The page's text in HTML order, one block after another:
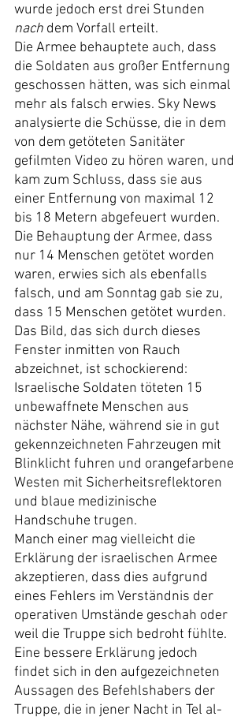
wurde jedoch erst drei Stunden
nach dem Vorfall erteilt.
Die Armee behauptete auch, dass
die Soldaten aus großer Entfernung
geschossen hätten, was sich einmal
mehr als falsch erwies. Sky News
analysierte die Schüsse, die in dem
von dem getöteten Sanitäter
gefilmten Video zu hören waren, und
kam zum Schluss, dass sie aus
einer Entfernung von maximal 12
bis 18 Metern abgefeuert wurden.
Die Behauptung der Armee, dass
nur 14 Menschen getötet worden
waren, erwies sich als ebenfalls
falsch, und am Sonntag gab sie zu,
dass 15 Menschen getötet wurden.
Das Bild, das sich durch dieses
Fenster inmitten von Rauch
abzeichnet, ist schockierend:
Israelische Soldaten töteten 15
unbewaffnete Menschen aus
nächster Nähe, während sie in gut
gekennzeichneten Fahrzeugen mit
Blinklicht fuhren und orangefarbene
Westen mit Sicherheitsreflektoren
und blaue medizinische
Handschuhe trugen.
Manch einer mag vielleicht die
Erklärung der israelischen Armee
akzeptieren, dass dies aufgrund
eines Fehlers im Verständnis der
operativen Umstände geschah oder
weil die Truppe sich bedroht fühlte.
Eine bessere Erklärung jedoch
findet sich in den aufgezeichneten
Aussagen des Befehlshabers der
Truppe, die in jener Nacht in Tel al-